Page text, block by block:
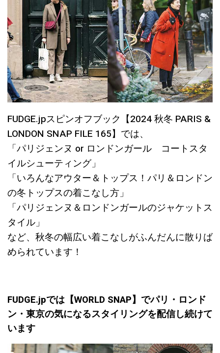
FUDGE.jpスピンオフブック【2024 秋冬 PARIS &
LONDON SNAP FILE 165】では、
「パリジェンヌ or ロンドンガール コートスタ
イルシューティング」
「いろんなアウター＆トップス！パリ＆ロンドン
の冬トップスの着こなし方」
「パリジェンヌ＆ロンドンガールのジャケットス
タイル」
など、秋冬の幅広い着こなしがふんだんに散りば
められています！
FUDGE.jpでは【WORLD SNAP】でパリ・ロンド
ン・東京の気になるスタイリングを配信し続けて
います